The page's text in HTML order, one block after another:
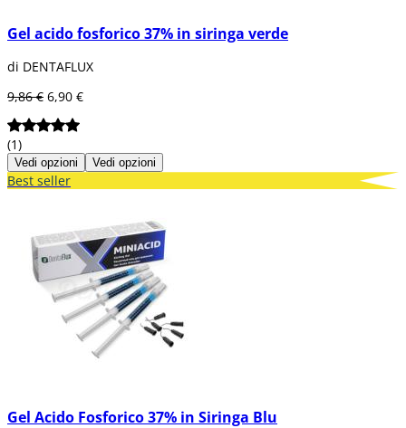
Gel acido fosforico 37% in siringa verde
di DENTAFLUX
9,86 € 6,90 €
(1)
Vedi opzioni Vedi opzioni
Best seller
Gel Acido Fosforico 37% in Siringa Blu